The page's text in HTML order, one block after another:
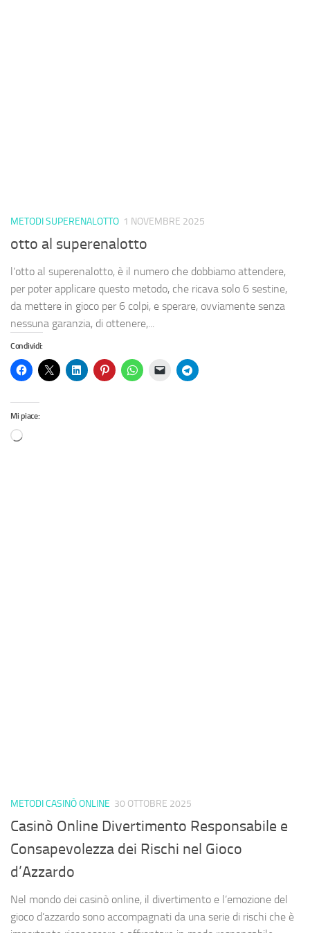
METODI SUPERENALOTTO 1 NOVEMBRE 2025
otto al superenalotto
l’otto al superenalotto, è il numero che dobbiamo attendere,
per poter applicare questo metodo, che ricava solo 6 sestine,
da mettere in gioco per 6 colpi, e sperare, ovviamente senza
nessuna garanzia, di ottenere,...
Condividi:
Mi piace:
METODI CASINÒ ONLINE 30 OTTOBRE 2025
Casinò Online Divertimento Responsabile e
Consapevolezza dei Rischi nel Gioco
d’Azzardo
Nel mondo dei casinò online, il divertimento e l’emozione del
gioco d’azzardo sono accompagnati da una serie di rischi che è